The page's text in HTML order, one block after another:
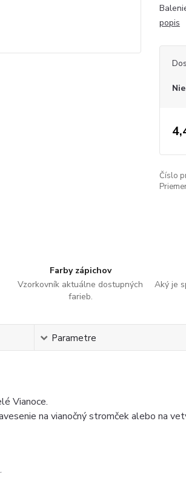
popis
Číslo
Farby zápichov
Vzorkovník aktuálne dostupných
farieb.
Aký je
Parametre
Vianoce.
na vianočný stromček alebo na